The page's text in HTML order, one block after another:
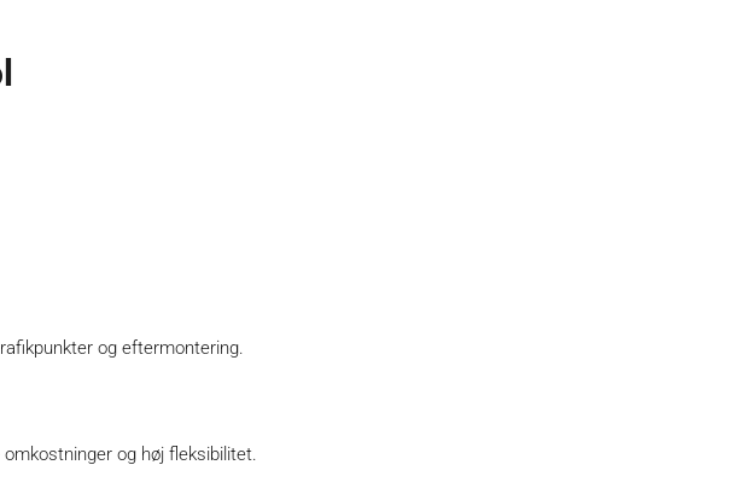
og eftermontering.
og høj fleksibilitet.